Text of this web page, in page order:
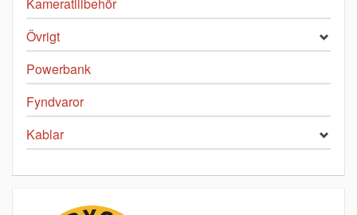
Övrigt
Powerbank
Fyndvaror
Kablar